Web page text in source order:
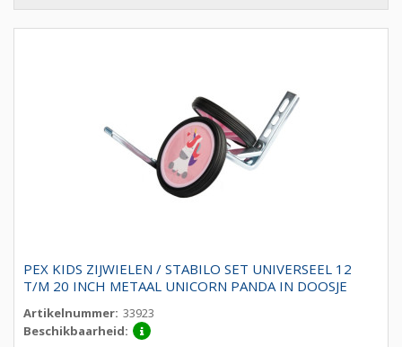
PEX KIDS ZIJWIELEN / STABILO SET UNIVERSEEL 12
T/M 20 INCH METAAL UNICORN PANDA IN DOOSJE
Artikelnummer: 33923
Beschikbaarheid: